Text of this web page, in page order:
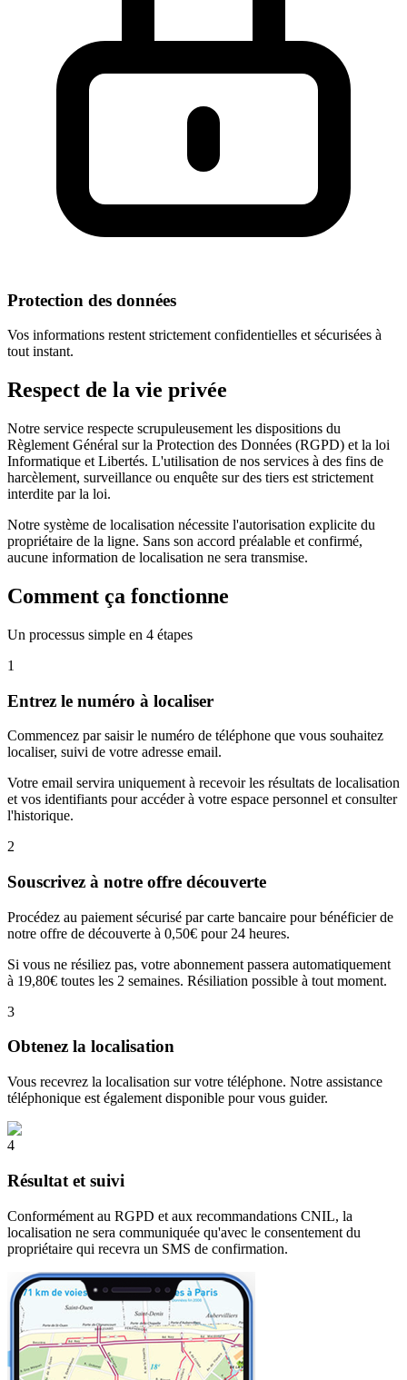
Protection des données
Vos informations restent strictement confidentielles et sécurisées à
tout instant.
Respect de la vie privée
Notre service respecte scrupuleusement les dispositions du
Règlement Général sur la Protection des Données (RGPD) et la loi
Informatique et Libertés. L'utilisation de nos services à des fins de
harcèlement, surveillance ou enquête sur des tiers est strictement
interdite par la loi.
Notre système de localisation nécessite l'autorisation explicite du
propriétaire de la ligne. Sans son accord préalable et confirmé,
aucune information de localisation ne sera transmise.
Comment ça fonctionne
Un processus simple en 4 étapes
1
Entrez le numéro à localiser
Commencez par saisir le numéro de téléphone que vous souhaitez
localiser, suivi de votre adresse email.
Votre email servira uniquement à recevoir les résultats de localisation
et vos identifiants pour accéder à votre espace personnel et consulter
l'historique.
2
Souscrivez à notre offre découverte
Procédez au paiement sécurisé par carte bancaire pour bénéficier de
notre offre de découverte à 0,50€ pour 24 heures.
Si vous ne résiliez pas, votre abonnement passera automatiquement
à 19,80€ toutes les 2 semaines. Résiliation possible à tout moment.
3
Obtenez la localisation
Vous recevrez la localisation sur votre téléphone. Notre assistance
téléphonique est également disponible pour vous guider.
4
Résultat et suivi
Conformément au RGPD et aux recommandations CNIL, la
localisation ne sera communiquée qu'avec le consentement du
propriétaire qui recevra un SMS de confirmation.